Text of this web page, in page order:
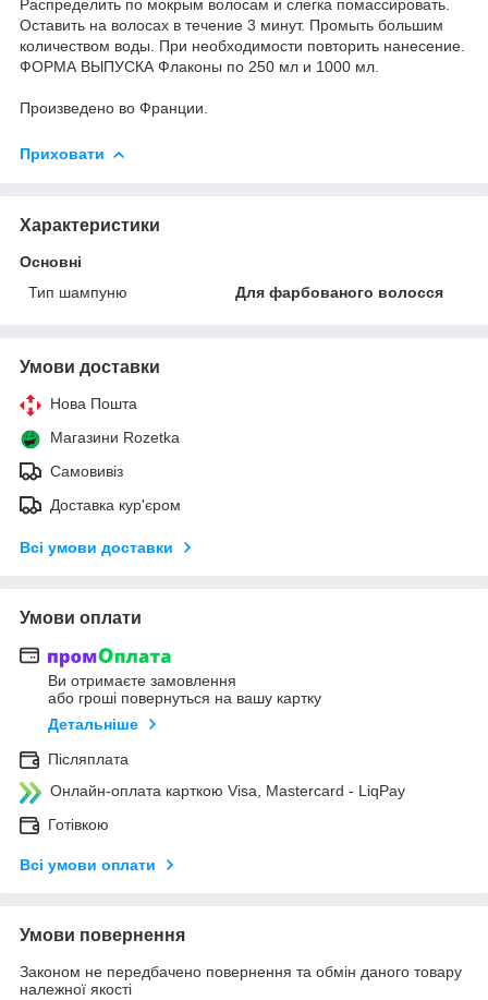
Распределить по мокрым волосам и слегка помассировать.
Оставить на волосах в течение 3 минут. Промыть большим
количеством воды. При необходимости повторить нанесение.
ФОРМА ВЫПУСКА Флаконы по 250 мл и 1000 мл.
Произведено во Франции.
Приховати
Характеристики
Основні
Тип шампуню
Для фарбованого волосся
Умови доставки
Нова Пошта
Магазини Rozetka
Самовивіз
Доставка кур'єром
Всі умови доставки
Умови оплати
Ви отримаєте замовлення
або гроші повернуться на вашу картку
Детальніше
Післяплата
Онлайн-оплата карткою Visa, Mastercard - LiqPay
Готівкою
Всі умови оплати
Умови повернення
Законом не передбачено повернення та обмін даного товару
належної якості